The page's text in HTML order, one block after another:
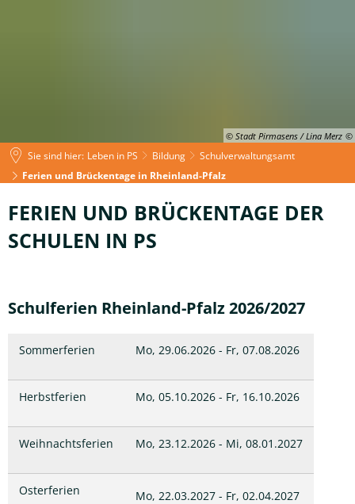
© Stadt Pirmasens / Lina Merz
Sie sind hier: Leben in PS Bildung
Schulverwaltungsamt
Ferien und Brückentage in Rheinland-Pfalz
Ferien
und
in
Pfalz
FERIEN UND BRÜCKENTAGE DER
SCHULEN IN PS
Schulferien Rheinland-Pfalz 2026/2027
Sommerferien Mo, 29.06.2026 - Fr, 07.08.2026
Herbstferien Mo, 05.10.2026 - Fr, 16.10.2026
Weihnachtsferien Mo, 23.12.2026 - Mi, 08.01.2027
Osterferien Mo, 22.03.2027 - Fr, 02.04.2027